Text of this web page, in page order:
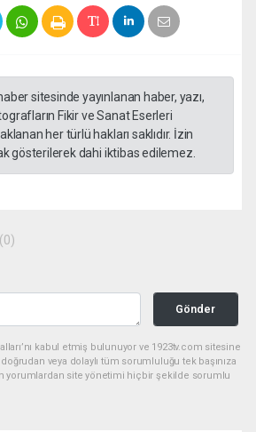
sitesinde yayınlanan haber, yazı,
Fikir ve Sanat Eserleri
her türlü hakları saklıdır. İzin
gösterilerek dahi iktibas edilemez.
(0)
Gönder
kabul etmiş bulunuyor ve 1923tv.com sitesine
veya dolaylı tüm sorumluluğu tek başınıza
yorumlardan site yönetimi hiçbir şekilde sorumlu